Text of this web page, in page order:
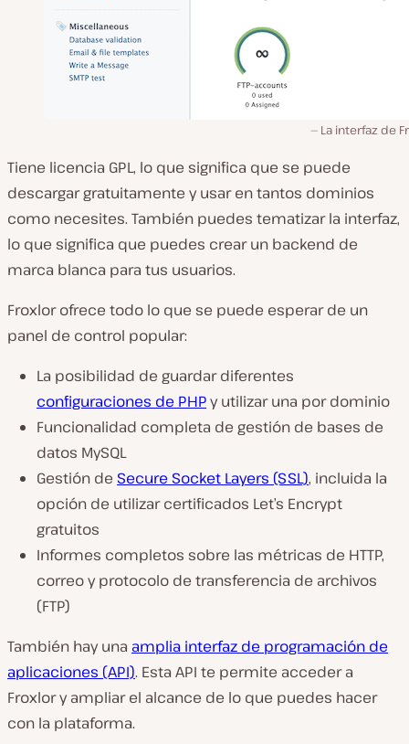
La interfaz de
Tiene licencia GPL, lo que significa que se puede
descargar gratuitamente y usar en tantos dominios
como necesites. También puedes tematizar la interfaz,
lo que significa que puedes crear un backend de
marca blanca para tus usuarios.
Froxlor ofrece todo lo que se puede esperar de un
panel de control popular:
La posibilidad de guardar diferentes
configuraciones de PHPy utilizar una por dominio
Funcionalidad completa de gestión de bases de
datos MySQL
Gestión de Secure Socket Layers (SSL), incluida la
opción de utilizar certificados Let’s Encrypt
gratuitos
Informes completos sobre las métricas de HTTP,
correo y protocolo de transferencia de archivos
(FTP)
También hay una amplia interfaz de programación de
aplicaciones (API). Esta API te permite acceder a
Froxlor y ampliar el alcance de lo que puedes hacer
con la plataforma.